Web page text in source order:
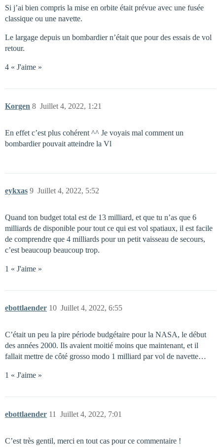
Si j’ai bien compris la mise en orbite était prévue avec une fusée
classique ou une navette.
Le largage depuis un bombardier n’était que pour des essais de vol
retour.
4 « J'aime »
Korgen Juillet 4, 2022, 1:21
8
En effet c’est plus cohérent ^^ Je voyais mal comment un
bombardier pouvait atteindre la Vl
eykxas Juillet 4, 2022, 5:52
9
Quand ton budget total est de 13 milliard, et que tu n’as que 6
milliards de disponible pour tout ce qui est vol spatiaux, il est facile
de comprendre que 4 milliards pour un petit vaisseau de secours,
c’est beaucoup beaucoup trop.
1 « J'aime »
ebottlaender Juillet 4, 2022, 6:55
10
C’était un peu la pire période budgétaire pour la NASA, le début
des années 2000. Ils avaient moitié moins que maintenant, et il
fallait mettre de côté grosso modo 1 milliard par vol de navette…
1 « J'aime »
ebottlaender Juillet 4, 2022, 7:01
11
C’est très gentil, merci en tout cas pour ce commentaire !